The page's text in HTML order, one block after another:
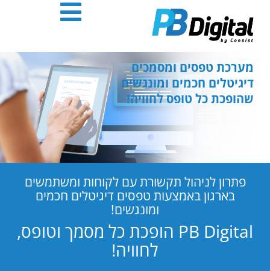
אנטר
מערכת טפסים ומסמכים
דיגיטלים חכמים ומונגשים
שהופכת כל טופס לחוויה!
פתרון לניהול תקשורת עם לקוחות ומשתמשים
בארגון באמצעות טפסים דיגיטלים חכמים
ומונגשים!
PB Digital הופכת כל מסמך וטופס,
לחוויה!